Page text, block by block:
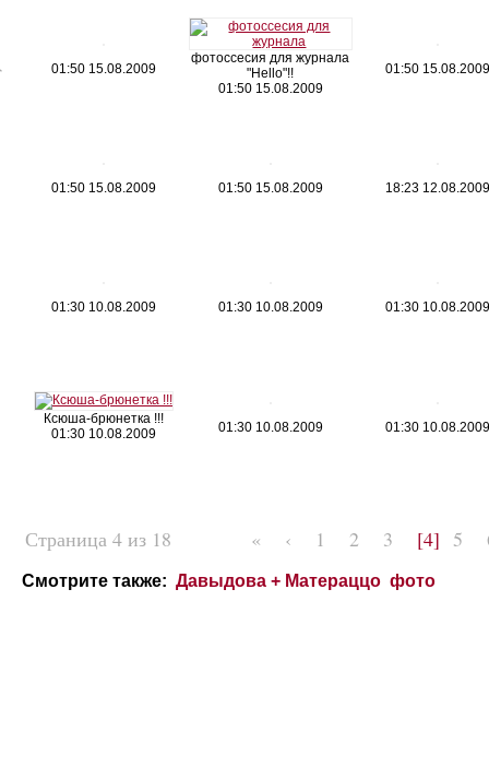
01:50 15.08.2009
фотоссесия для журнала
"Hello"!!
01:50 15.08.2009
01:50 15.08.2009
01:50 15.08.2009 01:50 15.08.2009 18:23 12.08.2009
01:30 10.08.2009 01:30 10.08.2009 01:30 10.08.2009
Ксюша-брюнетка !!!
01:30 10.08.2009
01:30 10.08.2009 01:30 10.08.2009
Страница 4 из 18 « ‹ 1 2 3 [4] 5
Смотрите также: Давыдова + Матераццо фото